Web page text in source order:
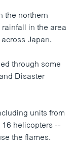
the northern
in the area
Japan.
through some
Disaster
units from
helicopters --
the flames.